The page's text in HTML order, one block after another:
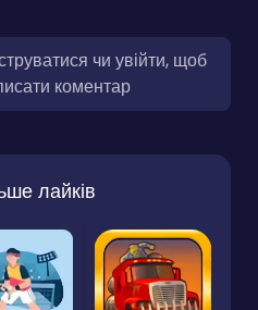
чи увійти, щоб
коментар
лайків